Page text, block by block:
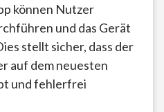
können Nutzer
und das Gerät
stellt sicher, dass der
auf dem neuesten
und fehlerfrei